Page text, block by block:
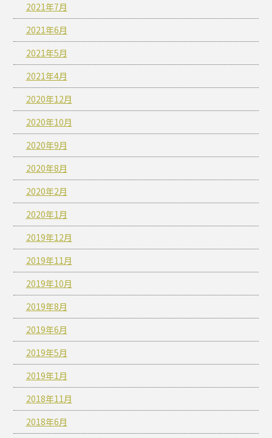
2021年7月
2021年6月
2021年5月
2021年4月
2020年12月
2020年10月
2020年9月
2020年8月
2020年2月
2020年1月
2019年12月
2019年11月
2019年10月
2019年8月
2019年6月
2019年5月
2019年1月
2018年11月
2018年6月